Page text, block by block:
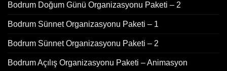
Bodrum Doğum Günü Organizasyonu Paketi – 2
Bodrum Sünnet Organizasyonu Paketi – 1
Bodrum Sünnet Organizasyonu Paketi – 2
Bodrum Açılış Organizasyonu Paketi – Animasyon